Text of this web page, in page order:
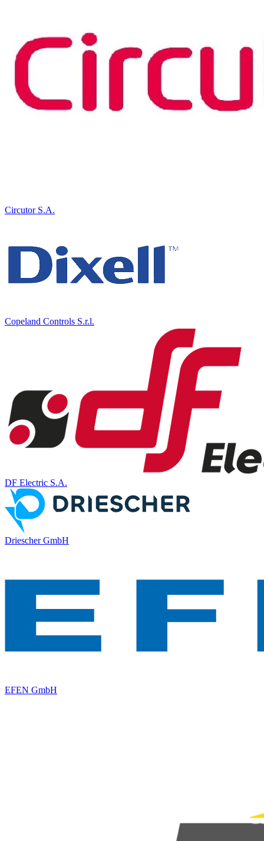
Circutor S.A.
Copeland Controls S.r.l.
DF Electric S.A.
Driescher GmbH
EFEN GmbH